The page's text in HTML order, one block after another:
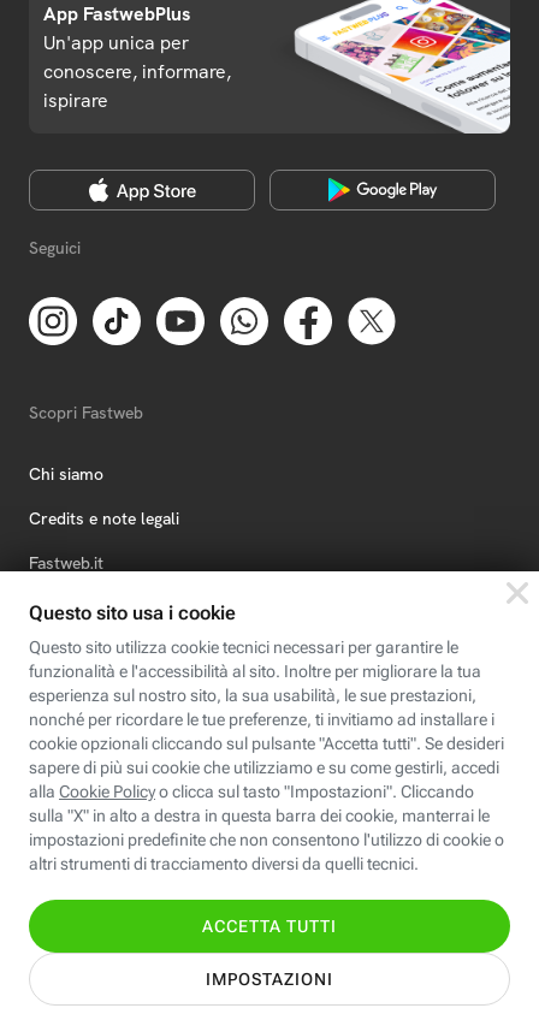
App FastwebPlus
Un'app unica per
conoscere, informare,
ispirare
Seguici
Scopri Fastweb
Chi siamo
Credits e note legali
Fastweb.it
Formazione
Fastweb Digital Academy
STEP FuturAbility District
Insieme, siamo futuro
© Fastweb SpA 2026 - P.IVA 12878470157
Informativa
Modifica